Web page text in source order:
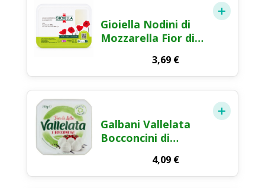
Gioiella Nodini di
Mozzarella Fior di
3,69 €
Galbani Vallelata
Bocconcini di
Latte 8x25g
4,09 €